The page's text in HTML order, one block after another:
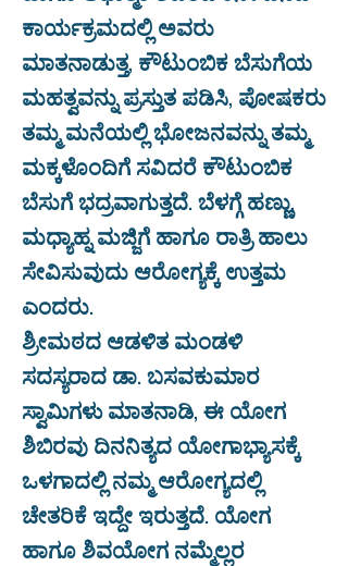
ಕಾರ್ಯಕ್ರಮದಲ್ಲಿ ಅವರು
ಮಾತನಾಡುತ್ತ, ಕೌಟುಂಬಿಕ ಬೆಸುಗೆಯ
ಮಹತ್ವವನ್ನು ಪ್ರಸ್ತುತ ಪಡಿಸಿ, ಪೋಷಕರು
ತಮ್ಮ ಮನೆಯಲ್ಲಿ ಭೋಜನವನ್ನು ತಮ್ಮ
ಮಕ್ಕಳೊಂದಿಗೆ ಸವಿದರೆ ಕೌಟುಂಬಿಕ
ಬೆಸುಗೆ ಭದ್ರವಾಗುತ್ತದೆ. ಬೆಳಗ್ಗೆ ಹಣ್ಣು,
ಮಧ್ಯಾಹ್ನ ಮಜ್ಜಿಗೆ ಹಾಗೂ ರಾತ್ರಿ ಹಾಲು
ಸೇವಿಸುವುದು ಆರೋಗ್ಯಕ್ಕೆ ಉತ್ತಮ
ಎಂದರು.
ಶ್ರೀಮಠದ ಆಡಳಿತ ಮಂಡಳಿ
ಸದಸ್ಯರಾದ ಡಾ. ಬಸವಕುಮಾರ
ಸ್ವಾಮಿಗಳು ಮಾತನಾಡಿ, ಈ ಯೋಗ
ಶಿಬಿರವು ದಿನನಿತ್ಯದ ಯೋಗಾಭ್ಯಾಸಕ್ಕೆ
ಒಳಗಾದಲ್ಲಿ ನಮ್ಮ ಆರೋಗ್ಯದಲ್ಲಿ
ಚೇತರಿಕೆ ಇದ್ದೇ ಇರುತ್ತದೆ. ಯೋಗ
ಹಾಗೂ ಶಿವಯೋಗ ನಮ್ಮೆಲ್ಲರ